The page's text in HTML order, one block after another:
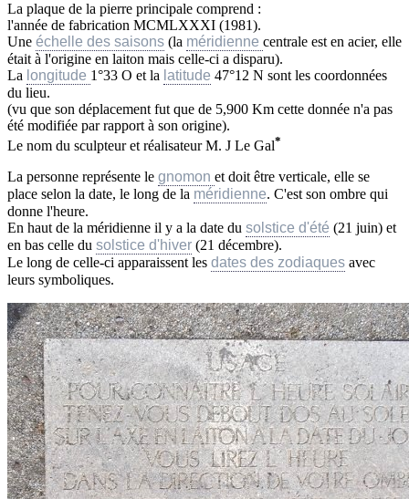
La plaque de la pierre principale comprend :
l'année de fabrication MCMLXXXI (1981).
Une échelle des saisons (la méridienne centrale est en acier, elle
était à l'origine en laiton mais celle-ci a disparu).
La longitude 1°33 O et la latitude 47°12 N sont les coordonnées
du lieu.
(vu que son déplacement fut que de 5,900 Km cette donnée n'a pas
été modifiée par rapport à son origine).
Le nom du sculpteur et réalisateur M. J Le Gal*
La personne représente le gnomon et doit être verticale, elle se
place selon la date, le long de la méridienne. C'est son ombre qui
donne l'heure.
En haut de la méridienne il y a la date du solstice d'été (21 juin) et
en bas celle du solstice d'hiver (21 décembre).
Le long de celle-ci apparaissent les dates des zodiaques avec
leurs symboliques.